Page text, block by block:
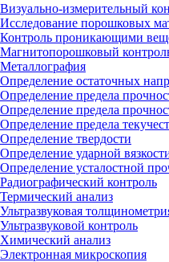
Визуально-измерительный
Исследование порошковых
Контроль проникающими
Магнитопорошковый
Металлография
Определение остаточных
Определение предела
Определение предела
Определение предела
Определение твердости
Определение ударной
Определение усталостной
Радиографический контроль
Термический анализ
Ультразвуковая
Ультразвуковой контроль
Химический анализ
Электронная микроскопия